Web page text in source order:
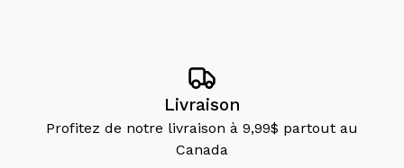
Livraison
Profitez de notre livraison à 9,99$ partout au
Canada